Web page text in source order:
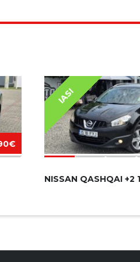
IASI
NISSAN QASHQAI +2